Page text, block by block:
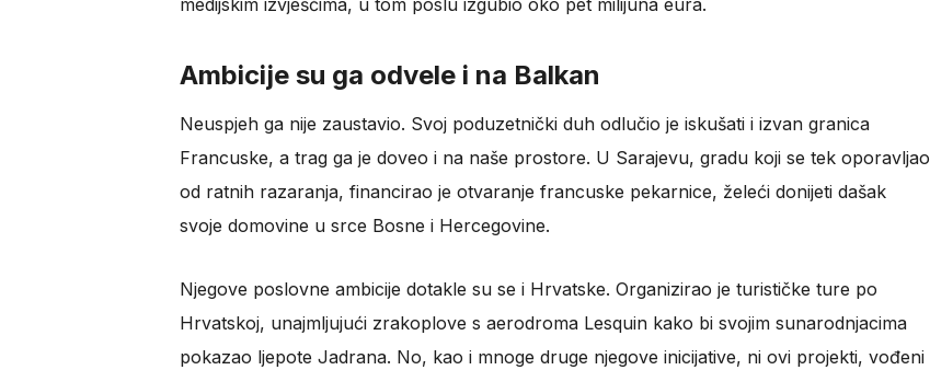
medijskim izvješćima, u tom poslu izgubio oko pet milijuna eura.
Ambicije su ga odvele i na Balkan
Neuspjeh ga nije zaustavio. Svoj poduzetnički duh odlučio je iskušati i izvan granica
Francuske, a trag ga je doveo i na naše prostore. U Sarajevu, gradu koji se tek oporavljao
od ratnih razaranja, financirao je otvaranje francuske pekarnice, želeći donijeti dašak
svoje domovine u srce Bosne i Hercegovine.
Njegove poslovne ambicije dotakle su se i Hrvatske. Organizirao je turističke ture po
Hrvatskoj, unajmljujući zrakoplove s aerodroma Lesquin kako bi svojim sunarodnjacima
pokazao ljepote Jadrana. No, kao i mnoge druge njegove inicijative, ni ovi projekti, vođeni